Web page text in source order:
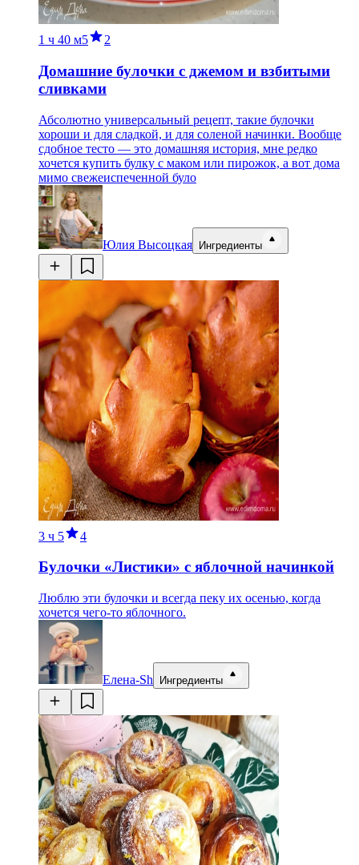
1 ч 40 м5 2
Домашние булочки с джемом и взбитыми
сливками
Абсолютно универсальный рецепт, такие булочки
хороши и для сладкой, и для соленой начинки. Вообще
сдобное тесто — это домашняя история, мне редко
хочется купить булку с маком или пирожок, а вот дома
мимо свежеиспеченной було
Юлия Высоцкая Ингредиенты
3 ч 5 4
Булочки «Листики» с яблочной начинкой
Люблю эти булочки и всегда пеку их осенью, когда
хочется чего-то яблочного.
Елена-Sh Ингредиенты